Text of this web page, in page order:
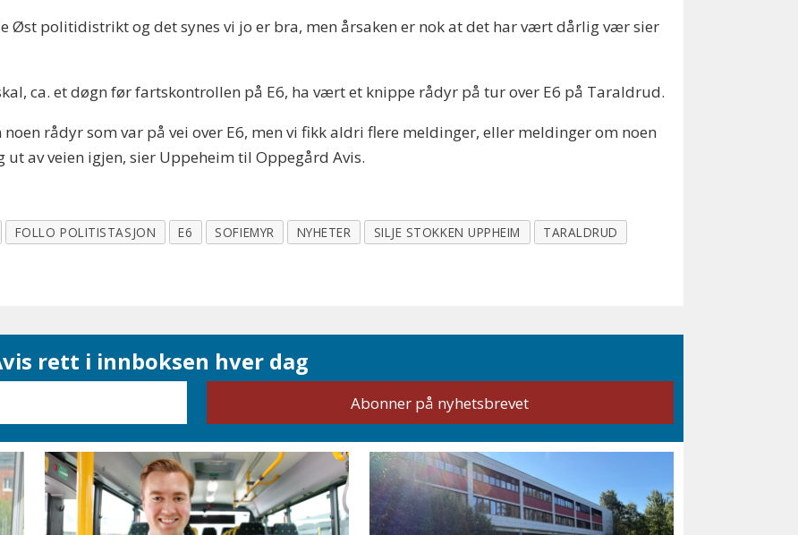
Øst politidistrikt og det synes vi jo er bra, men årsaken er nok at det har vært dårlig vær sier
ca. et døgn før fartskontrollen på E6, ha vært et knippe rådyr på tur over E6 på Taraldrud.
rådyr som var på vei over E6, men vi fikk aldri flere meldinger, eller meldinger om noen
av veien igjen, sier Uppeheim til Oppegård Avis.
FOLLO POLITISTASJON E6 SOFIEMYR NYHETER SILJE STOKKEN UPPHEIM TARALDRUD
rett i innboksen hver dag